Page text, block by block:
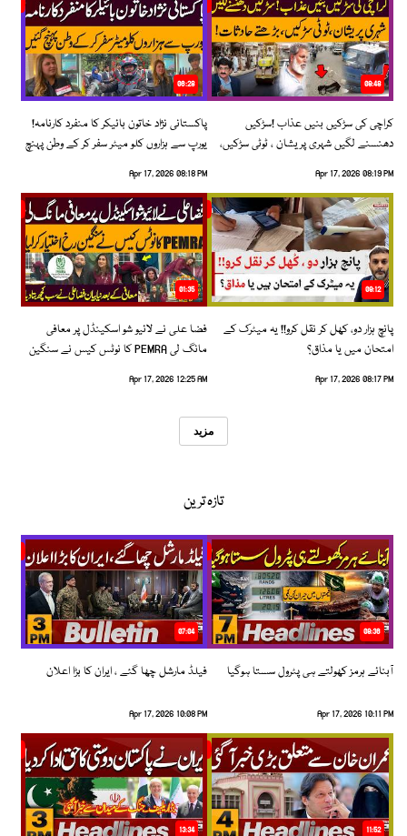
08:48
کراچی کی سڑکیں بنیں عذاب !سڑکیں
دھنسنے لگیں شہری پریشان ، ٹوٹی سڑکیں،
Apr 17, 2026 08:19 PM
06:28
پاکستانی نژاد خاتون بائیکر کا منفرد کارنامہ!
یورپ سے ہزاروں کلو میٹر سفر کر کے وطن پہنچ
Apr 17, 2026 08:18 PM
09:12
پانچ ہزار دو، کھل کر نقل کرو!! یہ میٹرک کے
امتحان میں یا مذاق؟
Apr 17, 2026 08:17 PM
01:35
فضا علی نے لائیو شو اسکینڈل پر معافی
مانگ لی PEMRA کا نوٹس کیس نے سنگین
Apr 17, 2026 12:25 AM
مزید
تازہ ترین
08:36
آبنائے ہرمز کھولتے ہی پٹرول سستا ہوگیا
Apr 17, 2026 10:11 PM
07:04
فیلڈ مارشل چھا گئے ، ایران کا بڑا اعلان
Apr 17, 2026 10:08 PM
11:52
13:34